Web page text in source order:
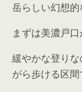
岳らしい幻想的
まずは美濃戸口
緩やかな登り
がら歩ける区間